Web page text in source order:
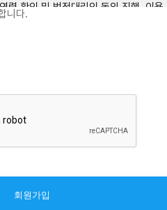
웨어(이하 “회사”)가 데스크톱용, 랩탑
톡" 서비스와 관련하여 회사와 이용자
및 이용자의 서비스 이용절차 등 회사와
의)
의 정의는 다음과 같습니다.
따라 데스크톱용, 랩탑용, 모바일용 어
령 확인 및 법정대리인 동의 진행, 이용
하여 서비스의 원활한 운영에 지장을 주
록 보존, 민원처리 등 이용자 보호 및 서
빈도 분석, 서비스 이용에 대한 통계, 서
춤 서비스 제공 및 광고 게재 등
공(광고 포함)에 더하여, 인구통계학적
발굴 및 기존 서비스 개선
니다.